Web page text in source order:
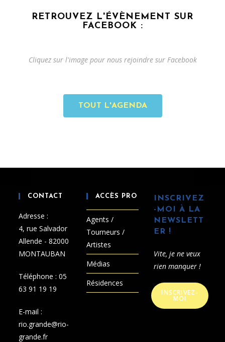
RETROUVEZ L'ÉVÈNEMENT SUR
FACEBOOK :
Cliquez sur l'image pour nous rejoindre sur Facebook
TOUT L'AGENDA
CONTACT
Adresse :
4, rue Salvador
Allende - 82000
MONTAUBAN
Téléphone :05
63 91 19 19
E-mail :
rio.grande@rio-
grande.fr
ACCÈS PRO
Agents /
Tourneurs /
Artistes
Médias
Résidences
INSCRIVEZ
-MOI À LA
NEWSLETT
ER !
Vite, je ne veux
rien manquer !
INSCRIVEZ-
MOI